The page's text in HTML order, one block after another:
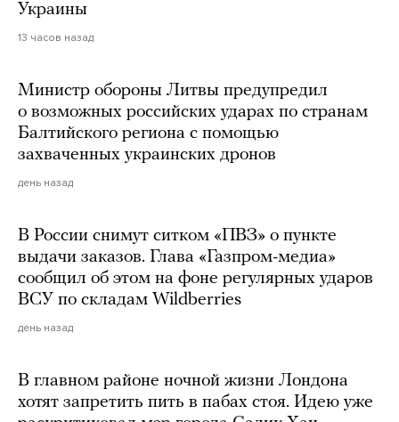
Украины
13 часов назад
Министр обороны Литвы предупредил
о возможных российских ударах по странам
Балтийского региона с помощью
захваченных украинских дронов
день назад
В России снимут ситком «ПВЗ» о пункте
выдачи заказов. Глава «Газпром-медиа»
сообщил об этом на фоне регулярных ударов
ВСУ по складам Wildberries
день назад
В главном районе ночной жизни Лондона
хотят запретить пить в пабах стоя. Идею уже